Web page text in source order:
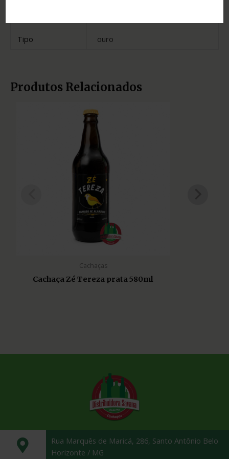
Tipo
ouro
Produtos Relacionados
Cachaças
Cachaça Zé Tereza prata 580ml
Rua Marquês de Maricá, 286, Santo Antônio Belo
Horizonte / MG